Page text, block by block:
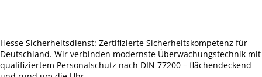
Hesse Sicherheitsdienst: Zertifizierte Sicherheitskompetenz für
Deutschland. Wir verbinden modernste Überwachungstechnik mit
qualifiziertem Personalschutz nach DIN 77200 – flächendeckend